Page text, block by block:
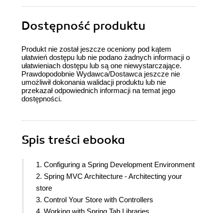
Dostępność produktu
Produkt nie został jeszcze oceniony pod kątem
ułatwień dostępu lub nie podano żadnych informacji o
ułatwieniach dostępu lub są one niewystarczające.
Prawdopodobnie Wydawca/Dostawca jeszcze nie
umożliwił dokonania walidacji produktu lub nie
przekazał odpowiednich informacji na temat jego
dostępności.
Spis treści ebooka
1. Configuring a Spring Development Environment
2. Spring MVC Architecture - Architecting your
store
3. Control Your Store with Controllers